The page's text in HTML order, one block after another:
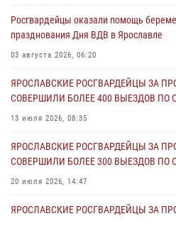
27 июля 2026, 09:10
Росгвардейцы обеспечили
Росгвардейцы оказали помощь
празднования Дня ВДВ в Ярославле
03 августа 2026, 06:20
ЯРОСЛАВСКИЕ РОСГВАРДЕЙЦЫ ЗА
СОВЕРШИЛИ БОЛЕЕ 400 ВЫЕЗДОВ ПО
13 июля 2026, 08:35
ЯРОСЛАВСКИЕ РОСГВАРДЕЙЦЫ ЗА
СОВЕРШИЛИ БОЛЕЕ 300 ВЫЕЗДОВ ПО
20 июля 2026, 14:47
ЯРОСЛАВСКИЕ РОСГВАРДЕЙЦЫ ЗА